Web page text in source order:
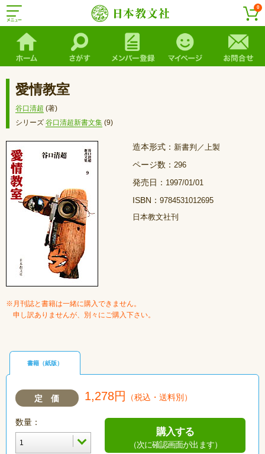
0
愛情教室
谷口清超 (著)
シリーズ 谷口清超新書文集 (9)
造本形式： 新書判／上製
ページ数： 296
発売日： 1997/01/01
ISBN： 9784531012695
日本教文社刊
※月刊誌と書籍は一緒に購入できません。
申し訳ありませんが、別々にご購入下さい。
書籍（紙版）
定 価 1,278円 （税込・送料別）
数量：
購入する
（次に確認画面が出ます）